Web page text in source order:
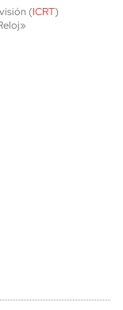
(ICRT)